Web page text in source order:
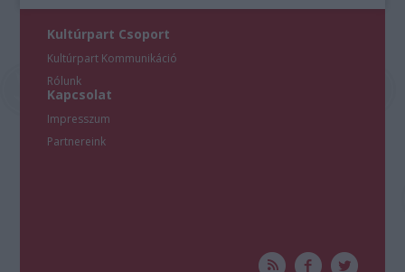
Kultúrpart Csoport
Kultúrpart Kommunikáció
Rólunk
Kapcsolat
Impresszum
Partnereink